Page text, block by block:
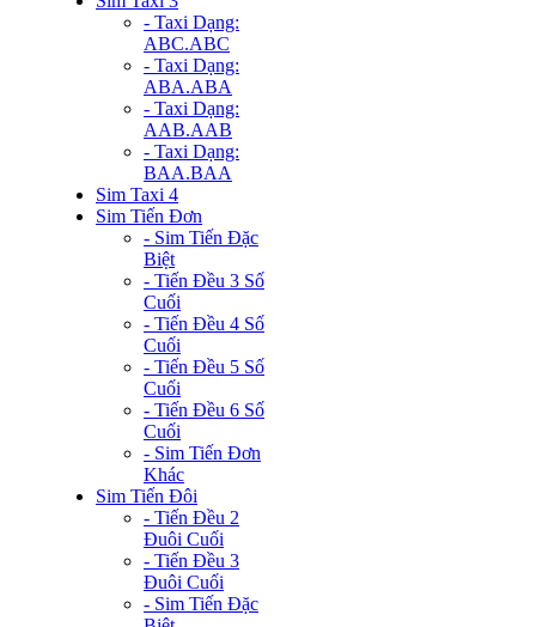
- Taxi Dạng:
ABC.ABC
- Taxi Dạng:
ABA.ABA
- Taxi Dạng:
AAB.AAB
- Taxi Dạng:
BAA.BAA
Sim Taxi 4
Sim Tiến Đơn
- Sim Tiến Đặc
Biệt
- Tiến Đều 3 Số
Cuối
- Tiến Đều 4 Số
Cuối
- Tiến Đều 5 Số
Cuối
- Tiến Đều 6 Số
Cuối
- Sim Tiến Đơn
Khác
Sim Tiến Đôi
- Tiến Đều 2
Đuôi Cuối
- Tiến Đều 3
Đuôi Cuối
- Sim Tiến Đặc